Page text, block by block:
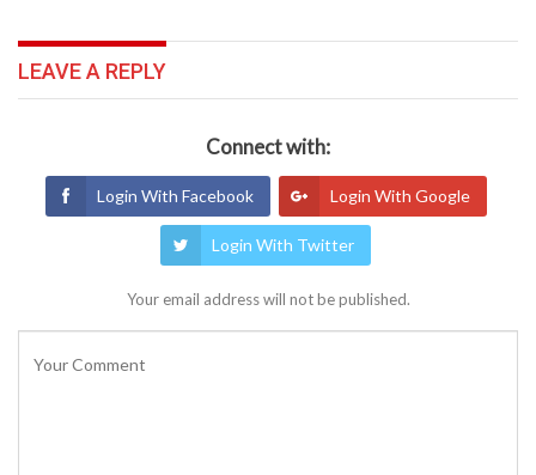
LEAVE A REPLY
Connect with:
Login With Facebook Login With Google
Login With Twitter
Your email address will not be published.